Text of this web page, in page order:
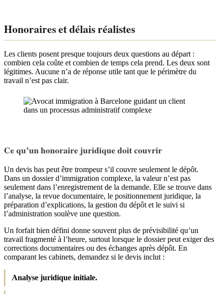
Honoraires et délais réalistes
Les clients posent presque toujours deux questions au départ :
combien cela coûte et combien de temps cela prend. Les deux sont
légitimes. Aucune n’a de réponse utile tant que le périmètre du
travail n’est pas clair.
Ce qu’un honoraire juridique doit couvrir
Un devis bas peut être trompeur s’il couvre seulement le dépôt.
Dans un dossier d’immigration complexe, la valeur n’est pas
seulement dans l’enregistrement de la demande. Elle se trouve dans
l’analyse, la revue documentaire, le positionnement juridique, la
préparation d’explications, la gestion du dépôt et le suivi si
l’administration soulève une question.
Un forfait bien défini donne souvent plus de prévisibilité qu’un
travail fragmenté à l’heure, surtout lorsque le dossier peut exiger des
corrections documentaires ou des échanges après dépôt. En
comparant les cabinets, demandez si le devis inclut :
Analyse juridique initiale.